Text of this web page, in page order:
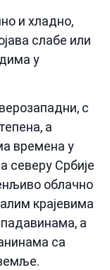
и хладно,
слабе или
у
с
а
времена у
северу Србије
облачно
крајевима
а
са